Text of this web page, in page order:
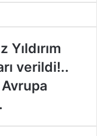
verildi!..